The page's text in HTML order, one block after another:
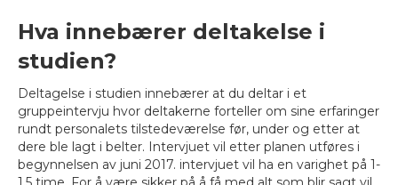
Hva innebærer deltakelse i
studien?
Deltagelse i studien innebærer at du deltar i et
gruppeintervju hvor deltakerne forteller om sine erfaringer
rundt personalets tilstedeværelse før, under og etter at
dere ble lagt i belter. Intervjuet vil etter planen utføres i
begynnelsen av juni 2017. intervjuet vil ha en varighet på 1-